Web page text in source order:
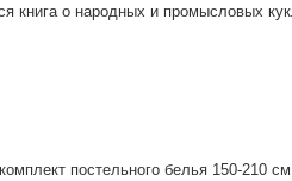
книга о народных и промысловых
постельного белья 150-210